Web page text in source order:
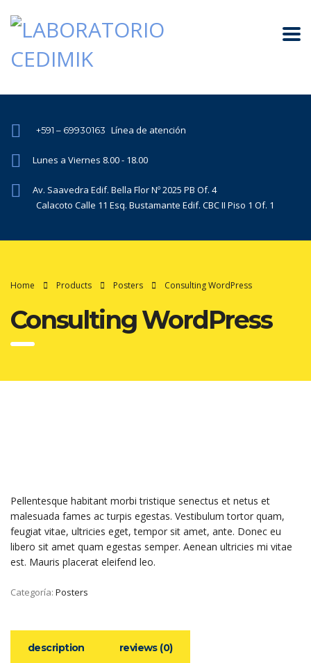
+591 – 69930163 Línea de atención
Lunes a Viernes 8.00 - 18.00
Av. Saavedra Edif. Bella Flor Nº 2025 PB Of. 4
Calacoto Calle 11 Esq. Bustamante Edif. CBC II Piso 1 Of. 1
Home Products Posters Consulting WordPress
Consulting WordPress
Pellentesque habitant morbi tristique senectus et netus et
malesuada fames ac turpis egestas. Vestibulum tortor quam,
feugiat vitae, ultricies eget, tempor sit amet, ante. Donec eu
libero sit amet quam egestas semper. Aenean ultricies mi vitae
est. Mauris placerat eleifend leo.
Categoría: Posters
description reviews (0)